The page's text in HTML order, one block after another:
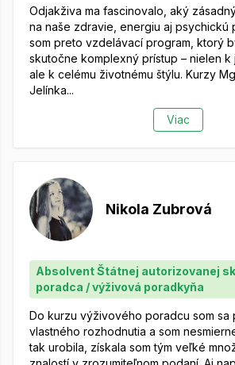
Odjakživa ma fascinovalo, aký
na naše zdravie, energiu aj psychickú
som preto vzdelávací program, ktorý
skutočne komplexný prístup – nielen k
ale k celému životnému štýlu. Kurzy
Jelínka...
Viac
Nikola Zubrová
Absolvent Štátnej autorizovanej
poradca / výživová poradkyňa
Do kurzu výživového poradcu som sa
vlastného rozhodnutia a som
tak urobila, získala som tým veľké